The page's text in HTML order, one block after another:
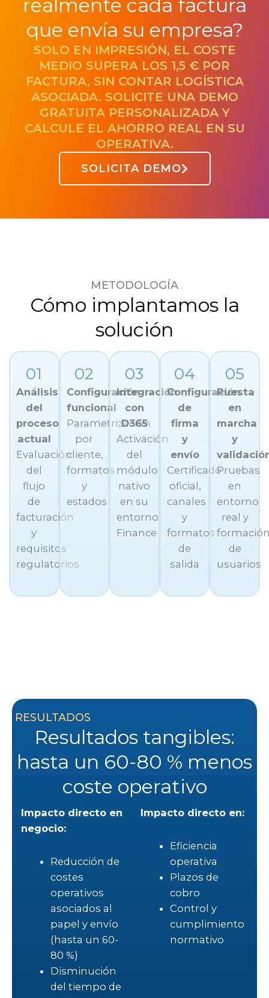
realmente cada factura
que envía su empresa?
SOLO EN IMPRESIÓN, EL COSTE
MEDIO SUPERA LOS 1,5 € POR
FACTURA, SIN CONTAR LOGÍSTICA
ASOCIADA. SOLICITE UNA DEMO
GRATUITA PERSONALIZADA Y
CALCULE EL AHORRO REAL EN SU
OPERATIVA.
SOLICITA DEMO
METODOLOGÍA
Cómo implantamos la
solución
01
Análisis
del
proceso
actual
Evaluación
del
flujo
de
facturación
y
requisitos
regulatorios
02
Configuración
funcional
Parametrización
por
cliente,
formatos
y
estados
03
Integración
con
D365
Activación
del
módulo
nativo
en su
entorno
Finance
04
Configuración
de
firma
y
envío
Certificado
oficial,
canales
y
formatos
de
salida
05
Puesta
en
marcha
y
Pruebas
en
entorno
real y
de
usuarios
RESULTADOS
Resultados tangibles:
hasta un 60-80 % menos
coste operativo
Impacto directo en
negocio:
Reducción de
costes
operativos
asociados al
papel y envío
(hasta un 60-
80 %)
Disminución
del tiempo de
Impacto directo en:
Eficiencia
operativa
Plazos de
cobro
Control y
cumplimiento
normativo